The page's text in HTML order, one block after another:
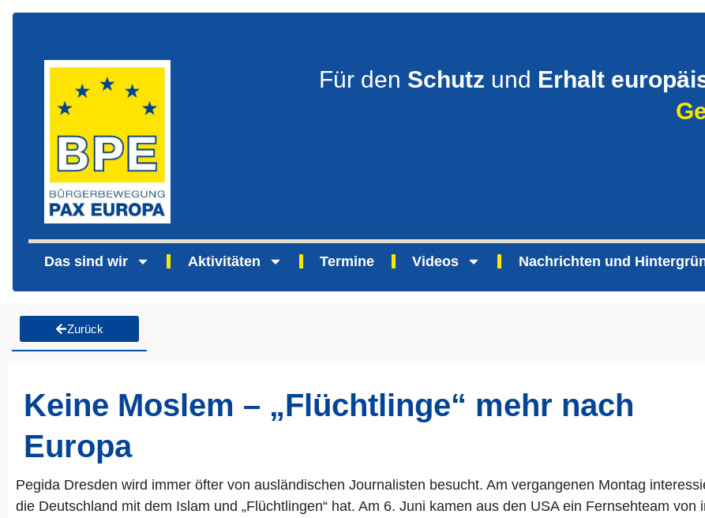
Für den Schutz und Erhalt
Das sind wir Aktivitäten Termine Videos Nachrichten und
Zurück
Keine Moslem – „Flüchtlinge“ mehr nach
Europa
Pegida Dresden wird immer öfter von ausländischen Journalisten besucht. Am vergangenen Montag
die Deutschland mit dem Islam und „Flüchtlingen“ hat. Am 6. Juni kamen aus den USA ein Fernsehteam